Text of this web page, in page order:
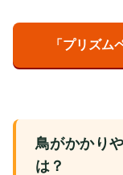
「プリズム
鳥がかかり
は？